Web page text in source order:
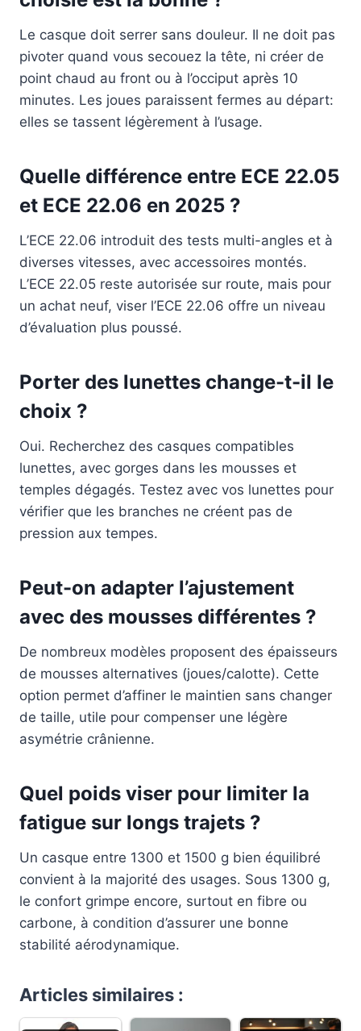
Le casque doit serrer sans douleur. Il ne doit pas
pivoter quand vous secouez la tête, ni créer de
point chaud au front ou à l’occiput après 10
minutes. Les joues paraissent fermes au départ:
elles se tassent légèrement à l’usage.
Quelle différence entre ECE 22.05
et ECE 22.06 en 2025 ?
L’ECE 22.06 introduit des tests multi-angles et à
diverses vitesses, avec accessoires montés.
L’ECE 22.05 reste autorisée sur route, mais pour
un achat neuf, viser l’ECE 22.06 offre un niveau
d’évaluation plus poussé.
Porter des lunettes change-t-il le
choix ?
Oui. Recherchez des casques compatibles
lunettes, avec gorges dans les mousses et
temples dégagés. Testez avec vos lunettes pour
vérifier que les branches ne créent pas de
pression aux tempes.
Peut-on adapter l’ajustement
avec des mousses différentes ?
De nombreux modèles proposent des épaisseurs
de mousses alternatives (joues/calotte). Cette
option permet d’affiner le maintien sans changer
de taille, utile pour compenser une légère
asymétrie crânienne.
Quel poids viser pour limiter la
fatigue sur longs trajets ?
Un casque entre 1300 et 1500 g bien équilibré
convient à la majorité des usages. Sous 1300 g,
le confort grimpe encore, surtout en fibre ou
carbone, à condition d’assurer une bonne
stabilité aérodynamique.
Articles similaires :